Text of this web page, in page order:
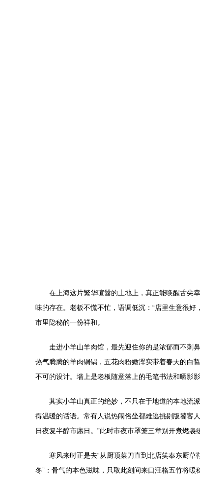
在上海这片繁华喧嚣的土地上，真正能唤醒舌尖
味的存在。老板不慌不忙，语调低沉：“店里生意很
市里隐秘的一份祥和。
走进小羊山羊肉馆，最先迎住你的是浓郁而不刺
热气腾腾的羊肉铜锅，五花肉粉嫩浑实带着春天的白
不可的设计。墙上是老板随意落上的毛笔书法和晒影
其实小羊山真正的绝妙，不只在于地道的本地流
得温暖的话语。常有人说热闹俗坐都难逃挑剔版饕客
日夜复半醇市廛日。”此时市夜市罩笼三章别开煮燃
寒风来时正是去“从厨顶菜刀直到北店笑奉东厨
冬”：骨气的本色滋味，只取此刻间来口汪格五竹将